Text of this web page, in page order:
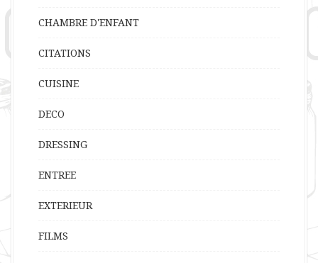
CHAMBRE D'ENFANT
CITATIONS
CUISINE
DECO
DRESSING
ENTREE
EXTERIEUR
FILMS